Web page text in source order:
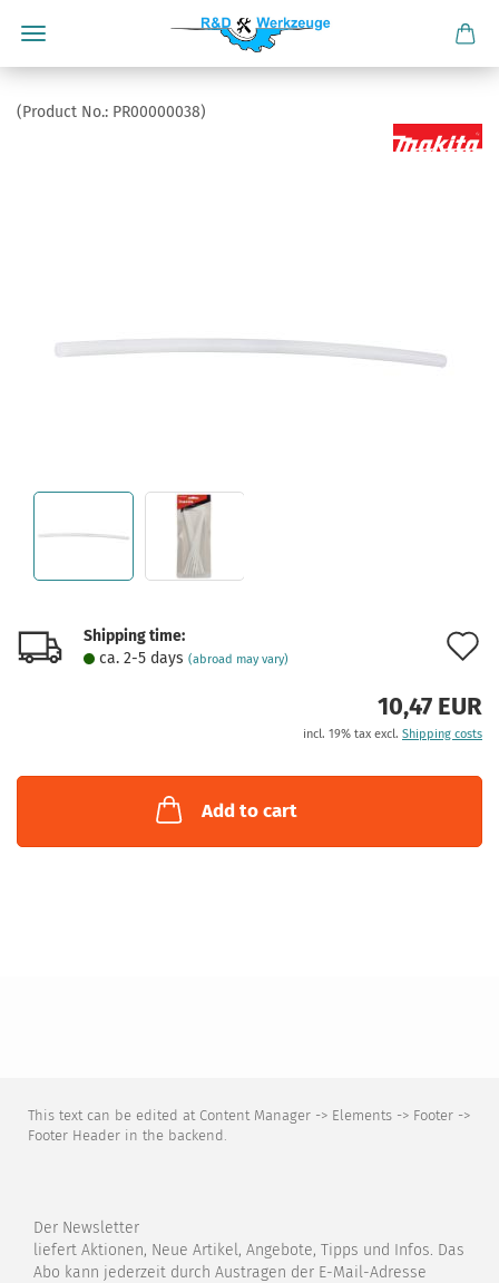
(Product No.: PR00000038)
Shipping time:
ca. 2-5 days (abroad may vary)
10,47 EUR
incl. 19% tax excl. Shipping costs
Add to cart
This text can be edited at Content Manager -> Elements -> Footer ->
Footer Header in the backend.
Der Newsletter
liefert Aktionen, Neue Artikel, Angebote, Tipps und Infos. Das
Abo kann jederzeit durch Austragen der E-Mail-Adresse